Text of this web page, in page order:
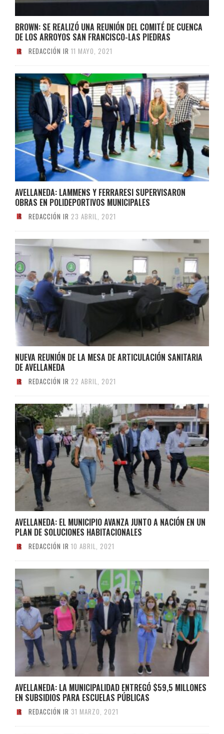
BROWN: SE REALIZÓ UNA REUNIÓN DEL COMITÉ DE CUENCA
DE LOS ARROYOS SAN FRANCISCO-LAS PIEDRAS
REDACCIÓN IR 11 MAYO, 2021
AVELLANEDA: LAMMENS Y FERRARESI SUPERVISARON
OBRAS EN POLIDEPORTIVOS MUNICIPALES
REDACCIÓN IR 23 ABRIL, 2021
NUEVA REUNIÓN DE LA MESA DE ARTICULACIÓN SANITARIA
DE AVELLANEDA
REDACCIÓN IR 22 ABRIL, 2021
AVELLANEDA: EL MUNICIPIO AVANZA JUNTO A NACIÓN EN UN
PLAN DE SOLUCIONES HABITACIONALES
REDACCIÓN IR 10 ABRIL, 2021
AVELLANEDA: LA MUNICIPALIDAD ENTREGÓ $59,5 MILLONES
EN SUBSIDIOS PARA ESCUELAS PÚBLICAS
REDACCIÓN IR 31 MARZO, 2021